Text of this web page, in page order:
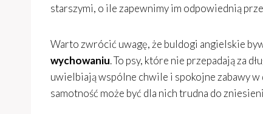
starszymi, o ile zapewnimy im odpowiednią
Warto zwrócić uwagę, że buldogi angielskie
wychowaniu. To psy, które nie przepadają za
uwielbiają wspólne chwile i spokojne zabawy w
samotność może być dla nich trudna do